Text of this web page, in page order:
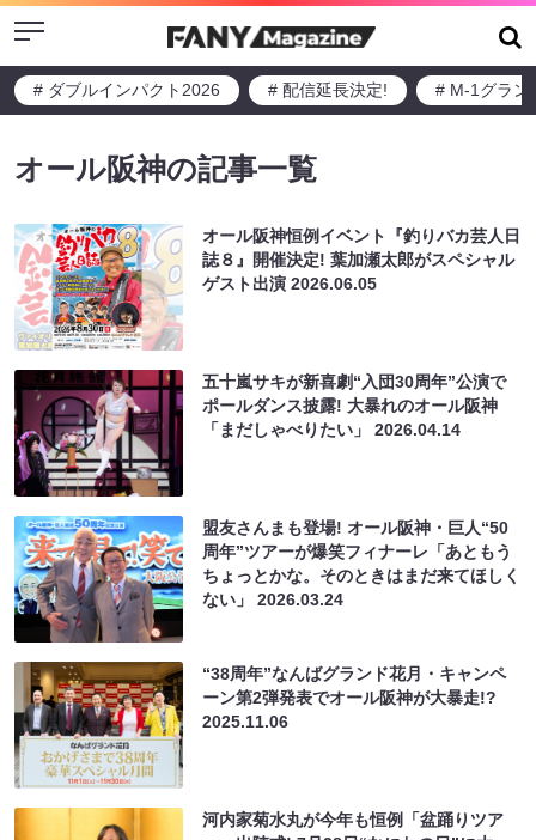
Menu
# ダブルインパクト2026 # 配信延長決定! # M-1グラン
オール阪神の記事一覧
オール阪神恒例イベント『釣りバカ芸人日
誌８』開催決定! 葉加瀬太郎がスペシャル
ゲスト出演2026.06.05
五十嵐サキが新喜劇“入団30周年”公演で
ポールダンス披露! 大暴れのオール阪神
「まだしゃべりたい」2026.04.14
盟友さんまも登場! オール阪神・巨人“50
周年”ツアーが爆笑フィナーレ「あともう
ちょっとかな。そのときはまだ来てほしく
ない」2026.03.24
“38周年”なんばグランド花月・キャンペ
ーン第2弾発表でオール阪神が大暴走!?
2025.11.06
河内家菊水丸が今年も恒例「盆踊りツア